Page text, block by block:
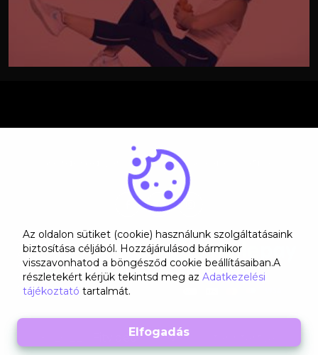
Az oldalon sütiket (cookie) használunk szolgáltatásaink
biztosítása céljából. Hozzájárulásod bármikor
visszavonhatod a böngésződ cookie beállításaiban.A
részletekért kérjük tekintsd meg az Adatkezelési
tájékoztató tartalmát.
Kérdésed van? Lépj velünk kapcsolatba!
Rólunk
ÁSZF
Adatkezelési tájékoztató
Kapcsolat
GYIK
Fitvideo- Minden jog fenntartva!